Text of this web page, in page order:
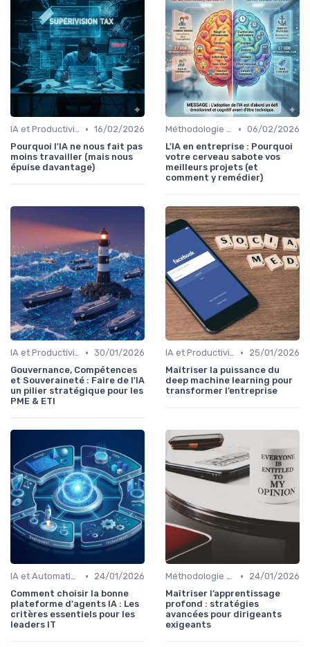
IA et Productivité • 16/02/2026
Pourquoi l'IA ne nous fait pas
moins travailler (mais nous
épuise davantage)
Méthodologie de déploiement IA • 06/02/2026
L'IA en entreprise : Pourquoi
votre cerveau sabote vos
meilleurs projets (et
comment y remédier)
IA et Productivité • 30/01/2026
Gouvernance, Compétences
et Souveraineté : Faire de l'IA
un pilier stratégique pour les
PME & ETI
IA et Productivité •
25/01/2026
Maîtriser la puissance du
deep machine learning pour
transformer l’entreprise
IA et Automatisation des processus •
24/01/2026
Comment choisir la bonne
plateforme d'agents IA : Les
critères essentiels pour les
leaders IT
Méthodologie de déploiement IA •
24/01/2026
Maîtriser l’apprentissage
profond : stratégies
avancées pour dirigeants
exigeants